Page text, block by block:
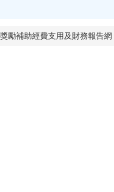
獎勵補助經費支用及財務報告網